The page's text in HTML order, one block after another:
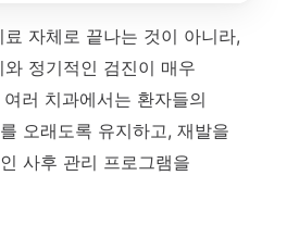
자체로 끝나는 것이 아니라,
정기적인 검진이 매우
러 치과에서는 환자들의
오래도록 유지하고, 재발을
사후 관리 프로그램을